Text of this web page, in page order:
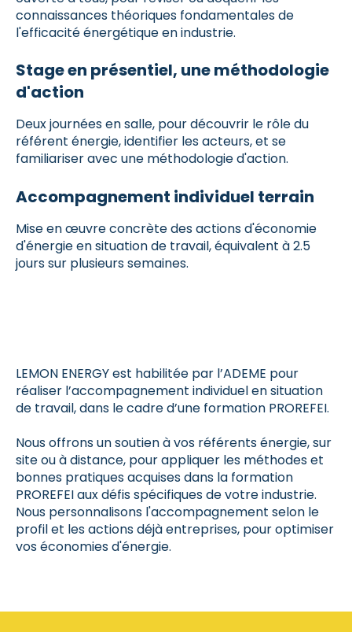
connaissances théoriques fondamentales de
l'efficacité énergétique en industrie.
Stage en présentiel, une méthodologie
d'action
Deux journées en salle, pour découvrir le rôle du
référent énergie, identifier les acteurs, et se
familiariser avec une méthodologie d'action.
Accompagnement individuel terrain
Mise en œuvre concrète des actions d'économie
d'énergie en situation de travail, équivalent à 2.5
jours sur plusieurs semaines.
LEMON ENERGY est habilitée par l’ADEME pour
réaliser l’accompagnement individuel en situation
de travail, dans le cadre d’une formation PROREFEI.
Nous offrons un soutien à vos référents énergie, sur
site ou à distance, pour appliquer les méthodes et
bonnes pratiques acquises dans la formation
PROREFEI aux défis spécifiques de votre industrie.
Nous personnalisons l'accompagnement selon le
profil et les actions déjà entreprises, pour optimiser
vos économies d'énergie.